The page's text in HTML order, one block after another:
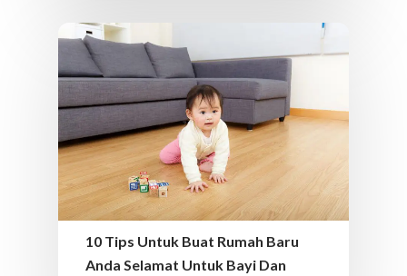
10 Tips Untuk Buat Rumah Baru
Anda Selamat Untuk Bayi Dan